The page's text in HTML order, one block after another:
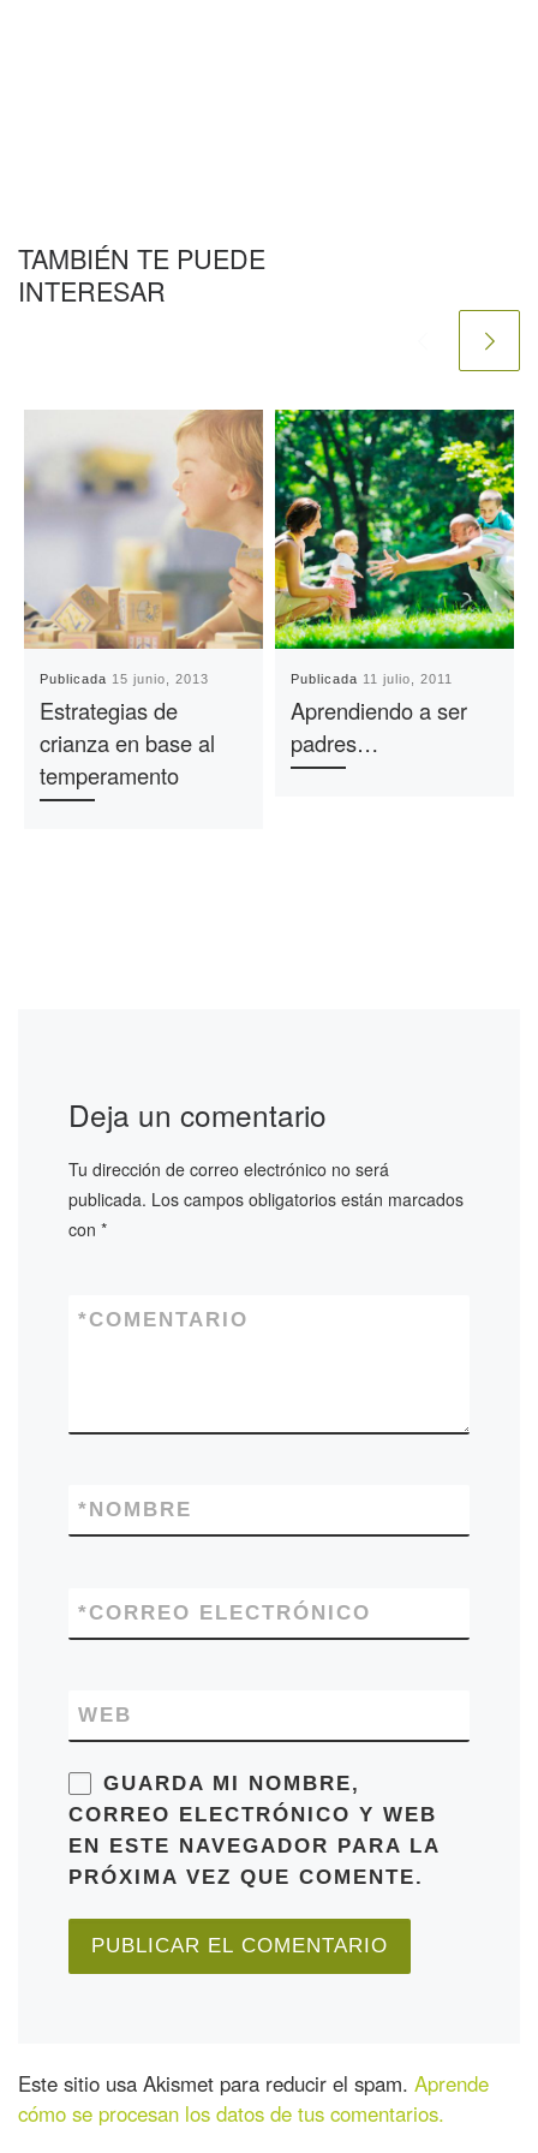
TAMBIÉN TE PUEDE
INTERESAR
Publicada 15 junio, 2013
Estrategias de
crianza en base al
temperamento
Publicada 11 julio, 2011
Aprendiendo a ser
padres…
Deja un comentario
Tu dirección de correo electrónico no será
publicada. Los campos obligatorios están marcados
con*
COMENTARIO
*
NOMBRE
*
CORREO ELECTRÓNICO
*
WEB
GUARDA MI NOMBRE,
CORREO ELECTRÓNICO Y WEB
EN ESTE NAVEGADOR PARA LA
PRÓXIMA VEZ QUE COMENTE.
Este sitio usa Akismet para reducir el spam. Aprende
cómo se procesan los datos de tus comentarios.